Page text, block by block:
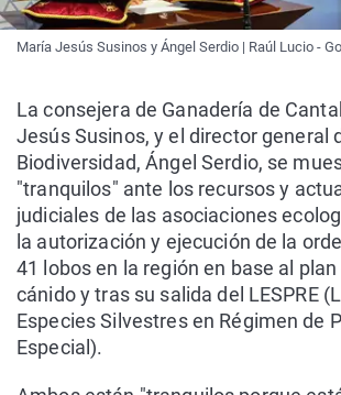
María Jesús Susinos y Ángel Serdio | Raúl Lucio -
La consejera de Ganadería de
Jesús Susinos, y el director general
Biodiversidad, Ángel Serdio, se
"tranquilos" ante los recursos y
judiciales de las asociaciones
la autorización y ejecución de la
41 lobos en la región en base al plan
cánido y tras su salida del LESPRE
Especies Silvestres en Régimen de
Especial).